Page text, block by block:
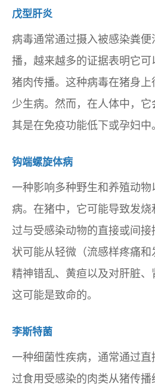
戊型肝炎
病毒通常通过摄入被感染粪
播，越来越多的证据表明它
猪肉传播。这种病毒在猪身
少生病。然而，在人体中，
其是在免疫功能低下或孕妇中
钩端螺旋体病
一种影响多种野生和养殖动
病。在猪中，它可能导致发
过与受感染动物的直接或间
状可能从轻微（流感样疼痛
精神错乱、黄疸以及对肝脏、
这可能是致命的。
李斯特菌
一种细菌性疾病，通常通过
过食用受感染的肉类从猪传